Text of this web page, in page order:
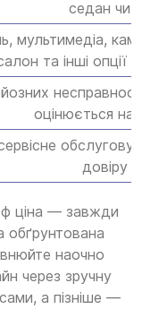
седан чи
мультимедіа,
та інші опції
оцінюється
довіру
ціна — завжди
обґрунтована
наочно
через зручну
а пізніше —